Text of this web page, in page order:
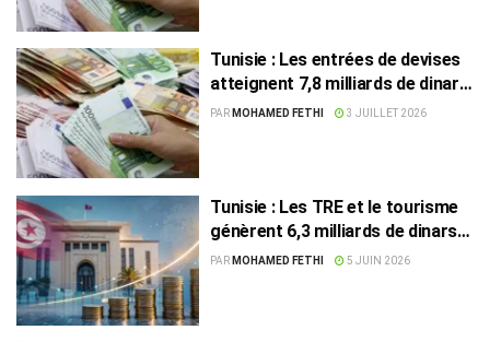
Tunisie : Les entrées de devises
atteignent 7,8 milliards de dinars
grâce aux TRE et au tourisme
PAR MOHAMED FETHI 3 JUILLET 2026
Tunisie : Les TRE et le tourisme
génèrent 6,3 milliards de dinars
en cinq mois
PAR MOHAMED FETHI 5 JUIN 2026